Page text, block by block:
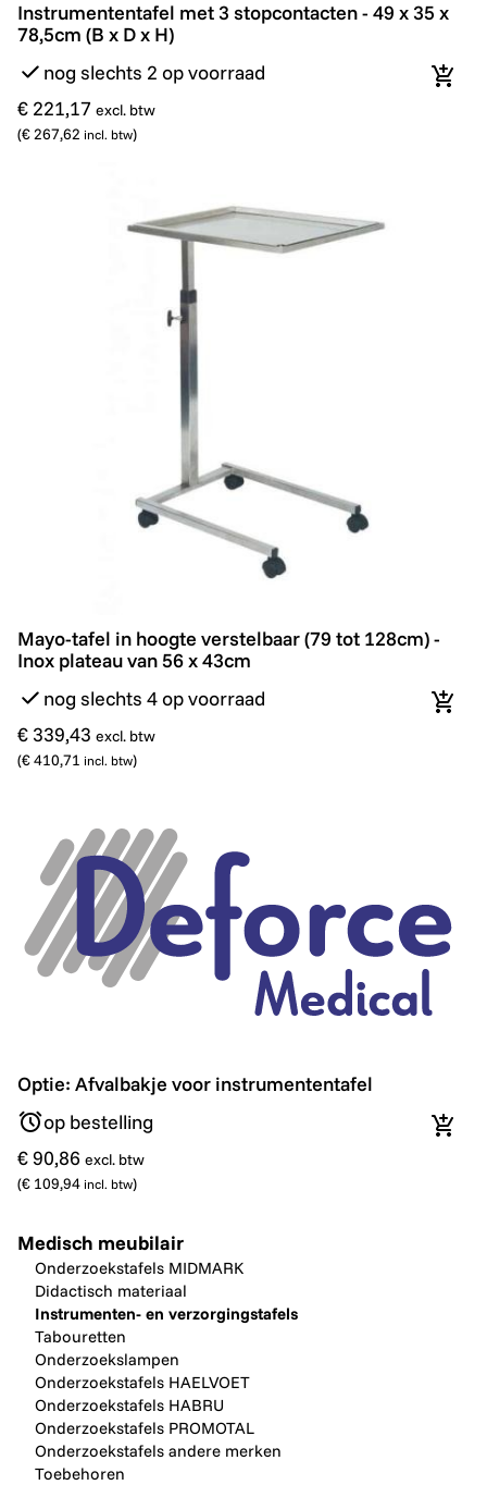
Instrumententafel met 3 stopcontacten - 49 x 35 x
78,5cm (B x D x H)
nog slechts 2 op voorraad
€ 221,17 excl. btw
(€ 267,62 incl. btw)
In
Mayo-tafel in hoogte verstelbaar (79 tot 128cm) - Inox
Mayo-tafel in hoogte verstelbaar (79 tot 128cm) -
Inox plateau van 56 x 43cm
nog slechts 4 op voorraad
€ 339,43 excl. btw
(€ 410,71 incl. btw)
In
Optie: Afvalbakje voor instrumententafel
Optie: Afvalbakje voor instrumententafel
op bestelling
€ 90,86 excl. btw
(€ 109,94 incl. btw)
In
Medisch meubilair
Onderzoekstafels MIDMARK
Didactisch materiaal
Instrumenten- en verzorgingstafels
Tabouretten
Onderzoekslampen
Onderzoekstafels HAELVOET
Onderzoekstafels HABRU
Onderzoekstafels PROMOTAL
Onderzoekstafels andere merken
Toebehoren